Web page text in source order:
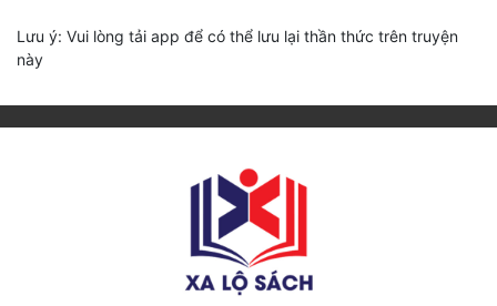
Lưu ý: Vui lòng tải app để có thể lưu lại thần thức trên truyện
này